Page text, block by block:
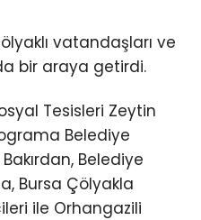
vatandaşları ve
bir araya getirdi.
Tesisleri Zeytin
Belediye
Belediye
Bursa Çölyakla
ile Orhangazili